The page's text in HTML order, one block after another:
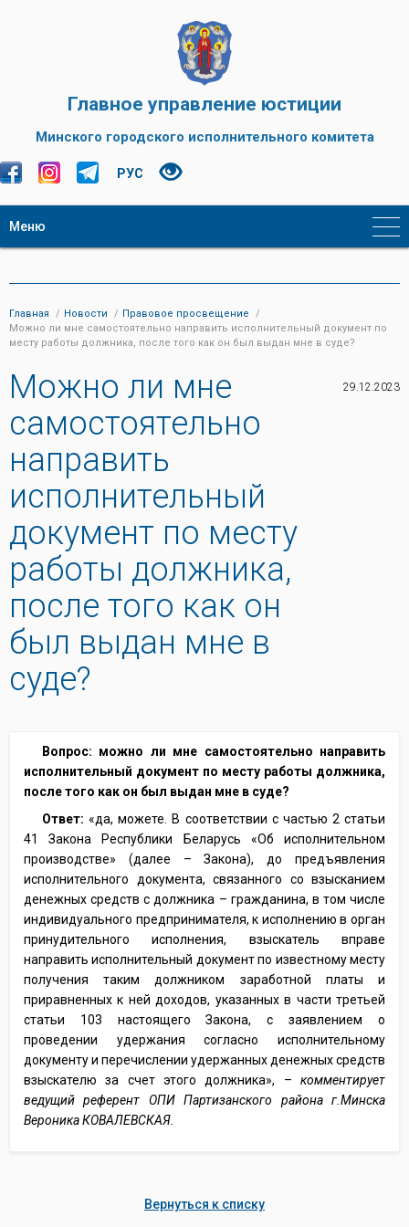
Главное управление юстиции
Минского городского исполнительного комитета
РУС
Меню
Главная Новости
Правовое просвещение
Можно ли мне самостоятельно направить исполнительный документ по
месту работы должника, после того как он был выдан мне в суде?
Можно ли мне
самостоятельно
направить
исполнительный
документ по месту
работы должника,
после того как он
был выдан мне в
суде?
29.12.2023
Вопрос: можно ли мне самостоятельно направить
исполнительный документ по месту работы должника,
после того как он был выдан мне в суде?
Ответ: «да, можете. В соответствии с частью 2 статьи
41 Закона Республики Беларусь «Об исполнительном
производстве» (далее – Закона), до предъявления
исполнительного документа, связанного со взысканием
денежных средств с должника – гражданина, в том числе
индивидуального предпринимателя, к исполнению в орган
принудительного исполнения, взыскатель вправе
направить исполнительный документ по известному месту
получения таким должником заработной платы и
приравненных к ней доходов, указанных в части третьей
статьи 103 настоящего Закона, с заявлением о
проведении удержания согласно исполнительному
документу и перечислении удержанных денежных средств
взыскателю за счет этого должника», – комментирует
ведущий референт ОПИ Партизанского района г.Минска
Вероника КОВАЛЕВСКАЯ.
Вернуться к списку